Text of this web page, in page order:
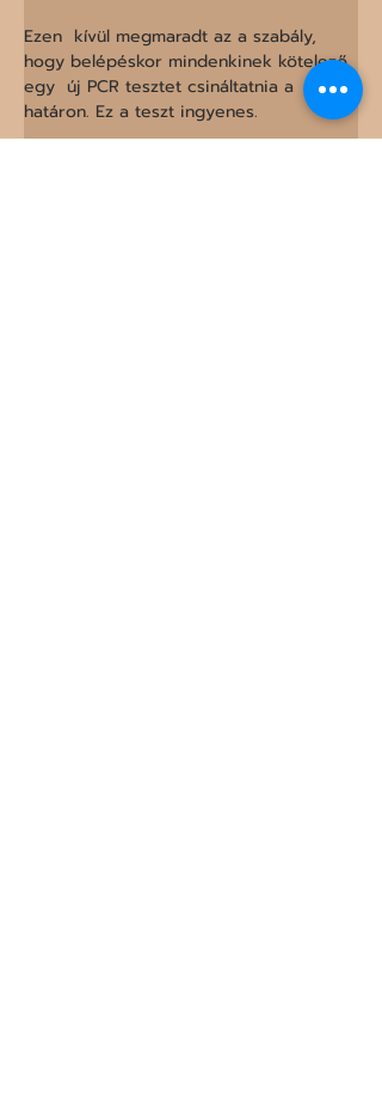
Ezen  kívül megmaradt az a szabály,
hogy belépéskor mindenkinek kötelező
egy  új PCR tesztet csináltatnia a
határon. Ez a teszt ingyenes.